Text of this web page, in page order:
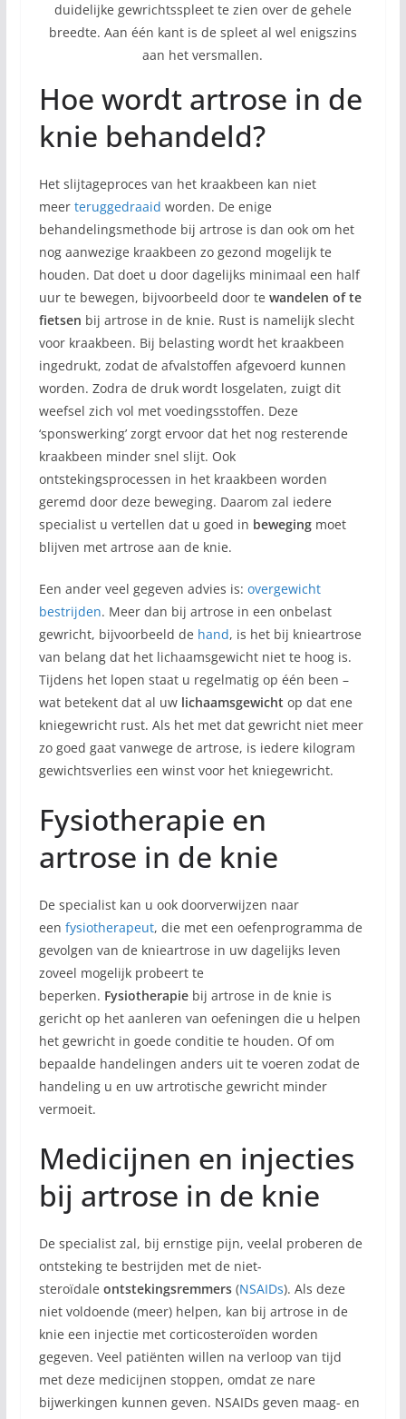
duidelijke gewrichtsspleet te zien over de gehele
breedte. Aan één kant is de spleet al wel enigszins
aan het versmallen.
Hoe wordt artrose in de
knie behandeld?
Het slijtageproces van het kraakbeen kan niet
meer teruggedraaid worden. De enige
behandelingsmethode bij artrose is dan ook om het
nog aanwezige kraakbeen zo gezond mogelijk te
houden. Dat doet u door dagelijks minimaal een half
uur te bewegen, bijvoorbeeld door te wandelen of te
fietsen bij artrose in de knie. Rust is namelijk slecht
voor kraakbeen. Bij belasting wordt het kraakbeen
ingedrukt, zodat de afvalstoffen afgevoerd kunnen
worden. Zodra de druk wordt losgelaten, zuigt dit
weefsel zich vol met voedingsstoffen. Deze
‘sponswerking’ zorgt ervoor dat het nog resterende
kraakbeen minder snel slijt. Ook
ontstekingsprocessen in het kraakbeen worden
geremd door deze beweging. Daarom zal iedere
specialist u vertellen dat u goed in bewegingmoet
blijven met artrose aan de knie.
Een ander veel gegeven advies is: overgewicht
bestrijden. Meer dan bij artrose in een onbelast
gewricht, bijvoorbeeld de hand, is het bij knieartrose
van belang dat het lichaamsgewicht niet te hoog is.
Tijdens het lopen staat u regelmatig op één been –
wat betekent dat al uw lichaamsgewicht op dat ene
kniegewricht rust. Als het met dat gewricht niet meer
zo goed gaat vanwege de artrose, is iedere kilogram
gewichtsverlies een winst voor het kniegewricht.
Fysiotherapie en
artrose in de knie
De specialist kan u ook doorverwijzen naar
een fysiotherapeut, die met een oefenprogramma de
gevolgen van de knieartrose in uw dagelijks leven
zoveel mogelijk probeert te
beperken. Fysiotherapiebij artrose in de knie is
gericht op het aanleren van oefeningen die u helpen
het gewricht in goede conditie te houden. Of om
bepaalde handelingen anders uit te voeren zodat de
handeling u en uw artrotische gewricht minder
vermoeit.
Medicijnen en injecties
bij artrose in de knie
De specialist zal, bij ernstige pijn, veelal proberen de
ontsteking te bestrijden met de niet-
steroïdale ontstekingsremmers(NSAIDs). Als deze
niet voldoende (meer) helpen, kan bij artrose in de
knie een injectie met corticosteroïden worden
gegeven. Veel patiënten willen na verloop van tijd
met deze medicijnen stoppen, omdat ze nare
bijwerkingen kunnen geven. NSAIDs geven maag- en